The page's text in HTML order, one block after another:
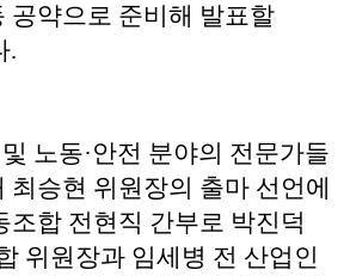
공약으로 준비해 발표할
.
노동·안전 분야의 전문가들
최승현 위원장의 출마 선언에
조합 전현직 간부로 박진덕
위원장과 임세병 전 산업인